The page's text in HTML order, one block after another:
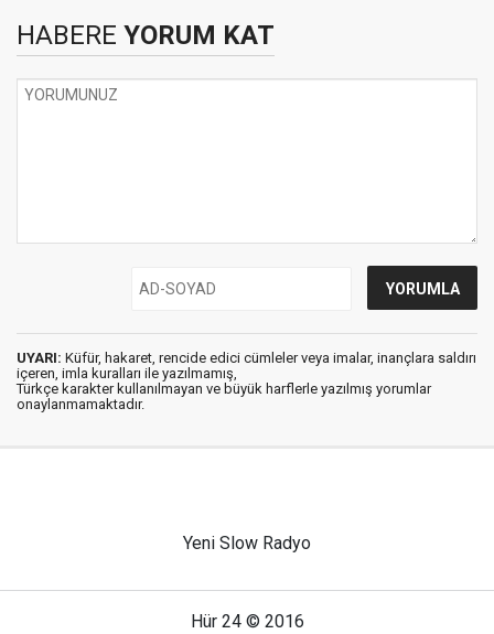
HABERE YORUM KAT
UYARI: Küfür, hakaret, rencide edici cümleler veya imalar, inançlara saldırı
içeren, imla kuralları ile yazılmamış,
Türkçe karakter kullanılmayan ve büyük harflerle yazılmış yorumlar
onaylanmamaktadır.
Yeni Slow Radyo
Hür 24 © 2016